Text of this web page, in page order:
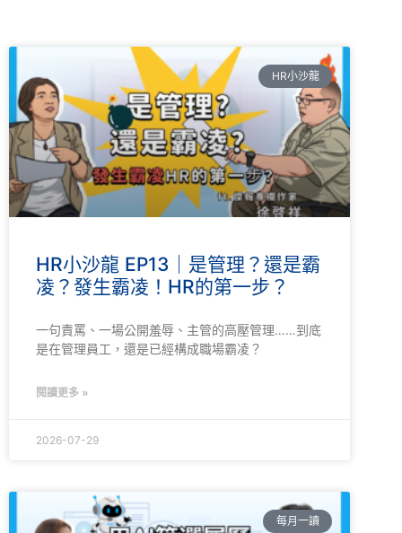
HR小沙龍
HR小沙龍 EP13｜是管理？還是霸
凌？發生霸凌！HR的第一步？
一句責罵、一場公開羞辱、主管的高壓管理……到底
是在管理員工，還是已經構成職場霸凌？
閱讀更多 »
2026-07-29
每月一讀